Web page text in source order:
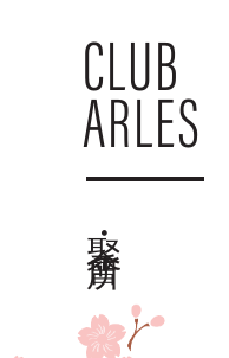
CLUB
ARLES